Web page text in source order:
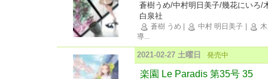
蒼樹うめ/中村明日美子/幾花にいろ/
白泉社
蒼樹 うめ 中村 明日美子
導...
2021-02-27 土曜日 発売中
楽園 Le Paradis 第35号 35